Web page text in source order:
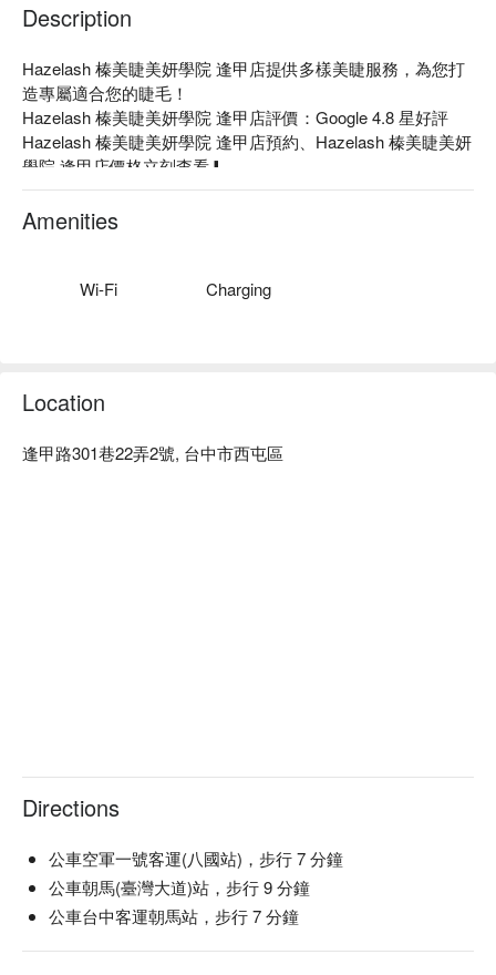
Description
Hazelash 榛美睫美妍學院 逢甲店提供多樣美睫服務，為您打
造專屬適合您的睫毛！
Hazelash 榛美睫美妍學院 逢甲店評價：Google 4.8 星好評
Hazelash 榛美睫美妍學院 逢甲店預約、Hazelash 榛美睫美妍
學院 逢甲店價格立刻查看⬇︎
Amenities
Wi-Fi Charging
Location
逢甲路301巷22弄2號, 台中市西屯區
Directions
公車空軍一號客運(八國站)，步行 7 分鐘
公車朝馬(臺灣大道)站，步行 9 分鐘
公車台中客運朝馬站，步行 7 分鐘